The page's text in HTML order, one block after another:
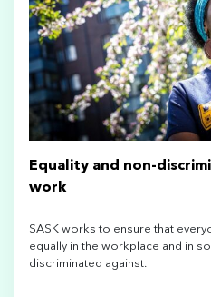
Equality and non-
work
SASK works to ensure that
equally in the workplace and in
discriminated against.